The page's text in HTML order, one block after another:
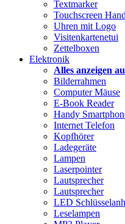
Textmarker
Touchscreen
Uhren mit Logo
Visitenkartenetui
Zettelboxen
Elektronik
Alles anzeigen
Bilderrahmen
Computer Mäuse
E-Book Reader
Handy
Internet Telefon
Kopfhörer
Ladegeräte
Lampen
Laserpointer
Lautsprecher
Lautsprecher
LED
Leselampen